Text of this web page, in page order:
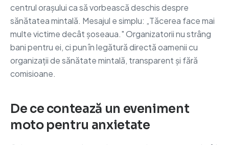
centrul orașului ca să vorbească deschis despre
sănătatea mintală. Mesajul e simplu: „Tăcerea face mai
multe victime decât șoseaua." Organizatorii nu strâng
bani pentru ei, ci pun în legătură directă oamenii cu
organizații de sănătate mintală, transparent și fără
comisioane.
De ce contează un eveniment
moto pentru anxietate